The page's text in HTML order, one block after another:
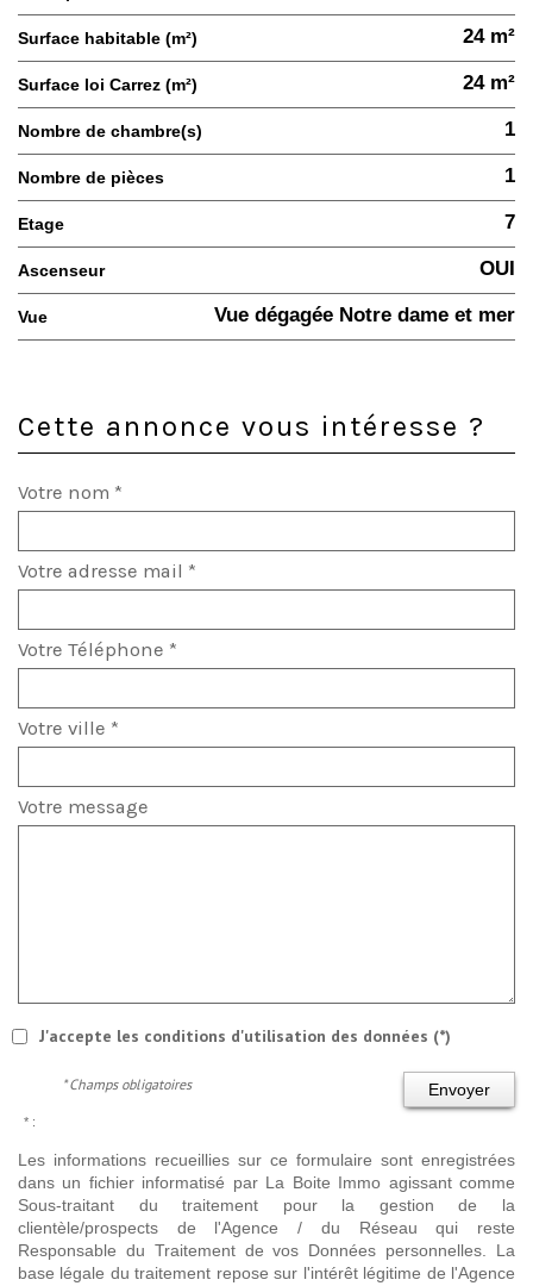
Surface habitable (m²) 24 m²
Surface loi Carrez (m²) 24 m²
Nombre de chambre(s) 1
Nombre de pièces 1
Etage 7
Ascenseur OUI
Vue Vue dégagée Notre dame et mer
Cette annonce vous intéresse ?
Votre nom *
Votre adresse mail *
Votre Téléphone *
Votre ville *
Votre message
J'accepte les conditions d'utilisation des données (*)
Envoyer
* Champs obligatoires
* :
Les informations recueillies sur ce formulaire sont enregistrées
dans un fichier informatisé par La Boite Immo agissant comme
Sous-traitant du traitement pour la gestion de la
clientèle/prospects de l'Agence / du Réseau qui reste
Responsable du Traitement de vos Données personnelles. La
base légale du traitement repose sur l'intérêt légitime de l'Agence